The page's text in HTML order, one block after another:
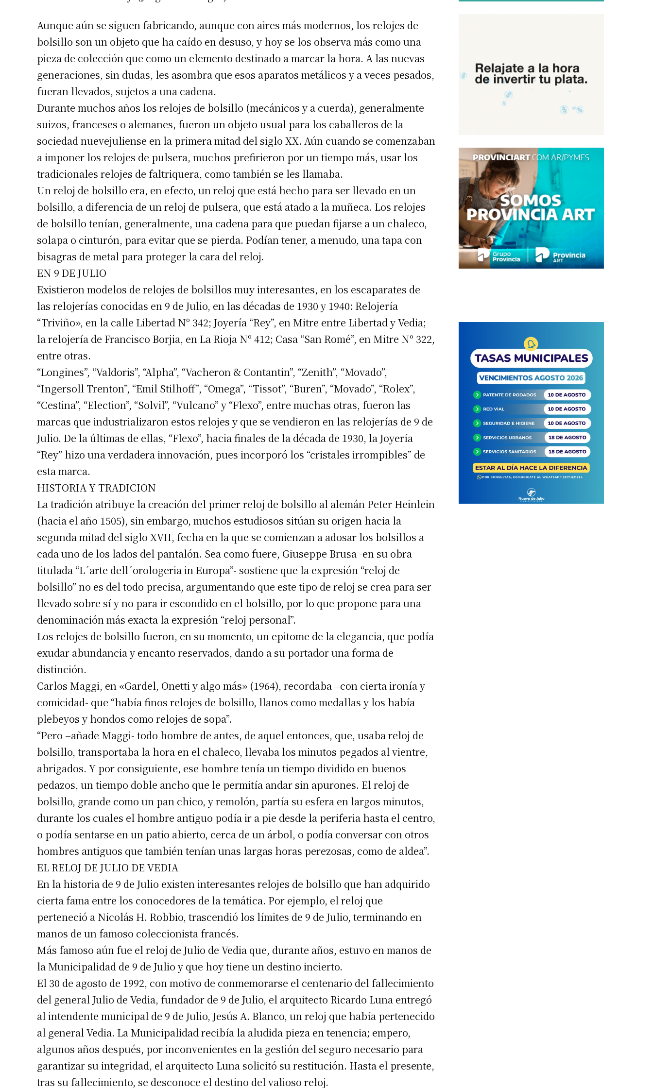
*
Aunque aún se siguen fabricando, aunque con aires más modernos, los relojes de
bolsillo son un objeto que ha caído en desuso, y hoy se los observa más como una
pieza de colección que como un elemento destinado a marcar la hora. A las nuevas
generaciones, sin dudas, les asombra que esos aparatos metálicos y a veces pesados,
fueran llevados, sujetos a una cadena.
Durante muchos años los relojes de bolsillo (mecánicos y a cuerda), generalmente
suizos, franceses o alemanes, fueron un objeto usual para los caballeros de la
sociedad nuevejuliense en la primera mitad del siglo XX. Aún cuando se comenzaban
a imponer los relojes de pulsera, muchos prefirieron por un tiempo más, usar los
tradicionales relojes de faltriquera, como también se les llamaba.
Un reloj de bolsillo era, en efecto, un reloj que está hecho para ser llevado en un
bolsillo, a diferencia de un reloj de pulsera, que está atado a la muñeca. Los relojes
de bolsillo tenían, generalmente, una cadena para que puedan fijarse a un chaleco,
solapa o cinturón, para evitar que se pierda. Podían tener, a menudo, una tapa con
bisagras de metal para proteger la cara del reloj.
EN 9 DE JULIO
Existieron modelos de relojes de bolsillos muy interesantes, en los escaparates de
las relojerías conocidas en 9 de Julio, en las décadas de 1930 y 1940: Relojería
“Triviño», en la calle Libertad Nº 342; Joyería “Rey”, en Mitre entre Libertad y Vedia;
la relojería de Francisco Borjia, en La Rioja Nº 412; Casa “San Romé”, en Mitre Nº 322,
entre otras.
“Longines”, “Valdoris”, “Alpha”, “Vacheron & Contantin”, “Zenith”, “Movado”,
“Ingersoll Trenton”, “Emil Stilhoff”, “Omega”, “Tissot”, “Buren”, “Movado”, “Rolex”,
“Cestina”, “Election”, “Solvil”, “Vulcano” y “Flexo”, entre muchas otras, fueron las
marcas que industrializaron estos relojes y que se vendieron en las relojerías de 9 de
Julio. De la últimas de ellas, “Flexo”, hacia finales de la década de 1930, la Joyería
“Rey” hizo una verdadera innovación, pues incorporó los “cristales irrompibles” de
esta marca.
HISTORIA Y TRADICION
La tradición atribuye la creación del primer reloj de bolsillo al alemán Peter Heinlein
(hacia el año 1505), sin embargo, muchos estudiosos sitúan su origen hacia la
segunda mitad del siglo XVII, fecha en la que se comienzan a adosar los bolsillos a
cada uno de los lados del pantalón. Sea como fuere, Giuseppe Brusa -en su obra
titulada “L´arte dell´orologeria in Europa”- sostiene que la expresión “reloj de
bolsillo” no es del todo precisa, argumentando que este tipo de reloj se crea para ser
llevado sobre sí y no para ir escondido en el bolsillo, por lo que propone para una
denominación más exacta la expresión “reloj personal”.
Los relojes de bolsillo fueron, en su momento, un epitome de la elegancia, que podía
exudar abundancia y encanto reservados, dando a su portador una forma de
distinción.
Carlos Maggi, en «Gardel, Onetti y algo más» (1964), recordaba –con cierta ironía y
comicidad- que “había finos relojes de bolsillo, llanos como medallas y los había
plebeyos y hondos como relojes de sopa”.
“Pero –añade Maggi- todo hombre de antes, de aquel entonces, que, usaba reloj de
bolsillo, transportaba la hora en el chaleco, llevaba los minutos pegados al vientre,
abrigados. Y por consiguiente, ese hombre tenía un tiempo dividido en buenos
pedazos, un tiempo doble ancho que le permitía andar sin apurones. El reloj de
bolsillo, grande como un pan chico, y remolón, partía su esfera en largos minutos,
durante los cuales el hombre antiguo podía ir a pie desde la periferia hasta el centro,
o podía sentarse en un patio abierto, cerca de un árbol, o podía conversar con otros
hombres antiguos que también tenían unas largas horas perezosas, como de aldea”.
EL RELOJ DE JULIO DE VEDIA
En la historia de 9 de Julio existen interesantes relojes de bolsillo que han adquirido
cierta fama entre los conocedores de la temática. Por ejemplo, el reloj que
perteneció a Nicolás H. Robbio, trascendió los límites de 9 de Julio, terminando en
manos de un famoso coleccionista francés.
Más famoso aún fue el reloj de Julio de Vedia que, durante años, estuvo en manos de
la Municipalidad de 9 de Julio y que hoy tiene un destino incierto.
El 30 de agosto de 1992, con motivo de conmemorarse el centenario del fallecimiento
del general Julio de Vedia, fundador de 9 de Julio, el arquitecto Ricardo Luna entregó
al intendente municipal de 9 de Julio, Jesús A. Blanco, un reloj que había pertenecido
al general Vedia. La Municipalidad recibía la aludida pieza en tenencia; empero,
algunos años después, por inconvenientes en la gestión del seguro necesario para
garantizar su integridad, el arquitecto Luna solicitó su restitución. Hasta el presente,
tras su fallecimiento, se desconoce el destino del valioso reloj.